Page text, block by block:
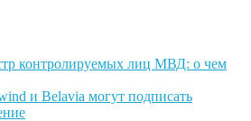
контролируемых лиц МВД: о чем
и Belavia могут подписать